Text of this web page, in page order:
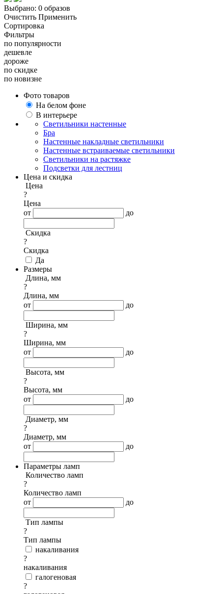
Выбрано: 0 образов
Очистить Применить
Сортировка
Фильтры
по популярности
дешевле
дороже
по скидке
по новизне
Фото товаров
На белом фоне
В интерьере
Светильники настенные
Бра
Настенные накладные светильники
Настенные встраиваемые светильники
Светильники на растяжке
Подсветки для лестниц
Цена и скидка
Цена
?
Цена
от
до
Скидка
?
Скидка
Да
Размеры
Длина, мм
?
Длина, мм
от
до
Ширина, мм
?
Ширина, мм
от
до
Высота, мм
?
Высота, мм
от
до
Диаметр, мм
?
Диаметр, мм
от
до
Параметры ламп
Количество ламп
?
Количество ламп
от
до
Тип лампы
?
Тип лампы
накаливания
?
накаливания
галогеновая
?